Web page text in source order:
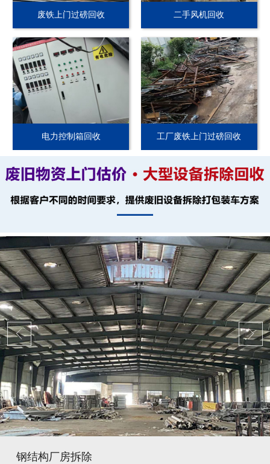
废铁上门过磅回收 二手风机回收
电力控制箱回收 工厂废铁上门过磅回收
钢结构厂房拆除